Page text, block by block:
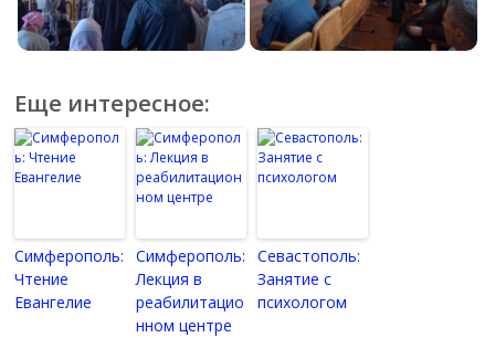
Еще интересное:
Симферополь:
Чтение
Евангелие
Симферополь:
Лекция в
реабилитацио
нном центре
Севастополь:
Занятие с
психологом